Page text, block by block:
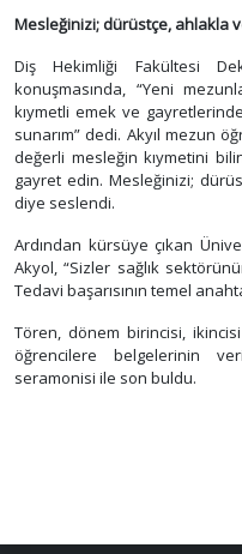
Mesleğinizi; dürüstçe, ahlakla
Diş Hekimliği Fakültesi
konuşmasında, “Yeni
kıymetli emek ve
sunarım” dedi. Akyıl mezun
değerli mesleğin kıymetini
gayret edin. Mesleğinizi;
diye seslendi.
Ardından kürsüye çıkan
Akyol, “Sizler sağlık
Tedavi başarısının temel
Tören, dönem birincisi,
öğrencilere belgelerinin
seramonisi ile son buldu.